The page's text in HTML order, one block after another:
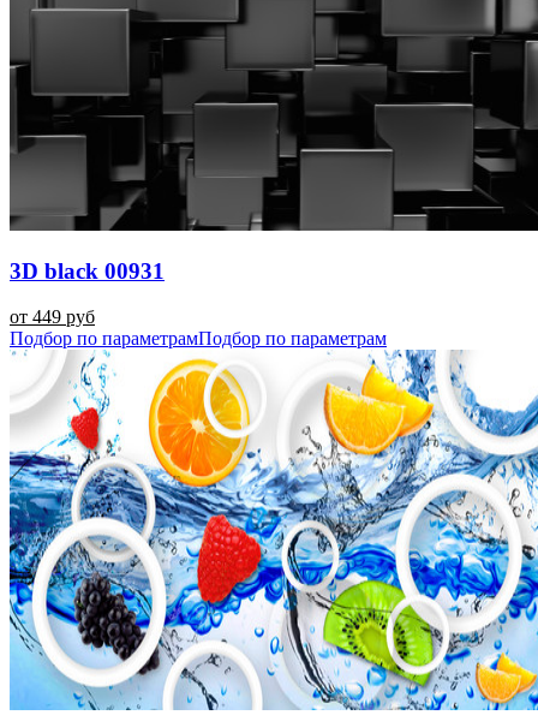
3D black 00931
от 449 руб
Подбор по параметрамПодбор по параметрам